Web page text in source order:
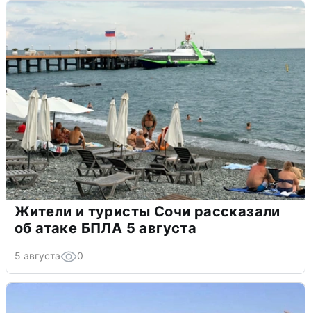
Жители и туристы Сочи рассказали
об атаке БПЛА 5 августа
5 августа 0